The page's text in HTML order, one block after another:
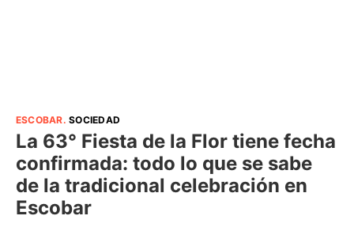
ESCOBAR.SOCIEDAD
La 63° Fiesta de la Flor tiene fecha
confirmada: todo lo que se sabe
de la tradicional celebración en
Escobar